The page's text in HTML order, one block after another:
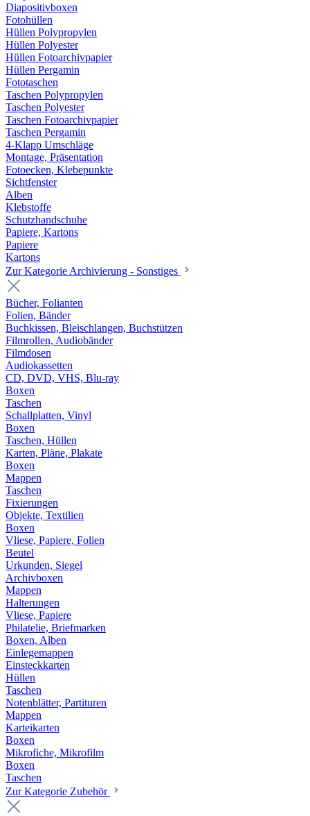
Diapositivboxen
Fotohüllen
Hüllen Polypropylen
Hüllen Polyester
Hüllen Fotoarchivpapier
Hüllen Pergamin
Fototaschen
Taschen Polypropylen
Taschen Polyester
Taschen Fotoarchivpapier
Taschen Pergamin
4-Klapp Umschläge
Montage, Präsentation
Fotoecken, Klebepunkte
Sichtfenster
Alben
Klebstoffe
Schutzhandschuhe
Papiere, Kartons
Papiere
Kartons
Zur Kategorie Archivierung - Sonstiges
Bücher, Folianten
Folien, Bänder
Buchkissen, Bleischlangen, Buchstützen
Filmrollen, Audiobänder
Filmdosen
Audiokassetten
CD, DVD, VHS, Blu-ray
Boxen
Taschen
Schallplatten, Vinyl
Boxen
Taschen, Hüllen
Karten, Pläne, Plakate
Boxen
Mappen
Taschen
Fixierungen
Objekte, Textilien
Boxen
Vliese, Papiere, Folien
Beutel
Urkunden, Siegel
Archivboxen
Mappen
Halterungen
Vliese, Papiere
Philatelie, Briefmarken
Boxen, Alben
Einlegemappen
Einsteckkarten
Hüllen
Taschen
Notenblätter, Partituren
Mappen
Karteikarten
Boxen
Mikrofiche, Mikrofilm
Boxen
Taschen
Zur Kategorie Zubehör